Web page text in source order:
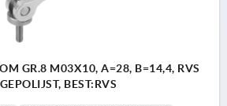
GR.8 M03X10, A=28, B=14,4, RVS
BEST:RVS